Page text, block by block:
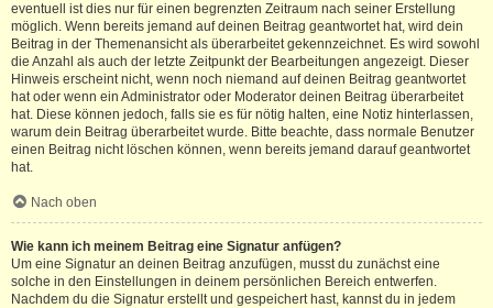
eventuell ist dies nur für einen begrenzten Zeitraum nach seiner Erstellung
möglich. Wenn bereits jemand auf deinen Beitrag geantwortet hat, wird dein
Beitrag in der Themenansicht als überarbeitet gekennzeichnet. Es wird sowohl
die Anzahl als auch der letzte Zeitpunkt der Bearbeitungen angezeigt. Dieser
Hinweis erscheint nicht, wenn noch niemand auf deinen Beitrag geantwortet
hat oder wenn ein Administrator oder Moderator deinen Beitrag überarbeitet
hat. Diese können jedoch, falls sie es für nötig halten, eine Notiz hinterlassen,
warum dein Beitrag überarbeitet wurde. Bitte beachte, dass normale Benutzer
einen Beitrag nicht löschen können, wenn bereits jemand darauf geantwortet
hat.
Nach oben
Wie kann ich meinem Beitrag eine Signatur anfügen?
Um eine Signatur an deinen Beitrag anzufügen, musst du zunächst eine
solche in den Einstellungen in deinem persönlichen Bereich entwerfen.
Nachdem du die Signatur erstellt und gespeichert hast, kannst du in jedem